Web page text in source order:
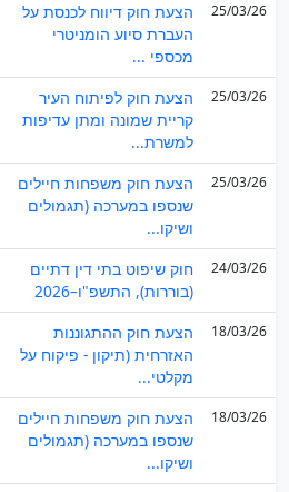
25/03/26
הצעת חוק דיווח לכנסת על
העברת סיוע הומניטרי
מכספי ...
25/03/26
הצעת חוק לפיתוח העיר
קריית שמונה ומתן עדיפות
למשרת...
25/03/26
הצעת חוק משפחות חיילים
שנספו במערכה (תגמולים
ושיקו...
24/03/26
חוק שיפוט בתי דין דתיים
(בוררות), התשפ"ו–2026
18/03/26
הצעת חוק ההתגוננות
האזרחית (תיקון - פיקוח על
מקלטי...
18/03/26
הצעת חוק משפחות חיילים
שנספו במערכה (תגמולים
ושיקו...